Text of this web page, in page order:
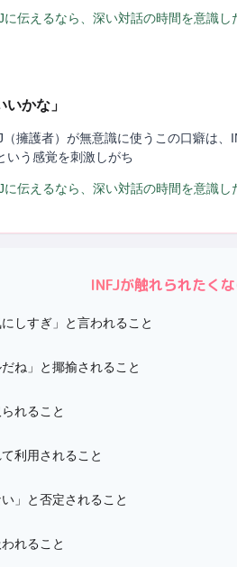
に伝えるなら、深い対話の時間を意識
いかな 」
（擁護者）が無意識に使うこの口癖は
いう感覚を刺激しがち
に伝えるなら、深い対話の時間を意識
INFJが触れられたく
にしすぎ」と言われること
だね」と揶揄されること
れること
利用されること
」と否定されること
れること